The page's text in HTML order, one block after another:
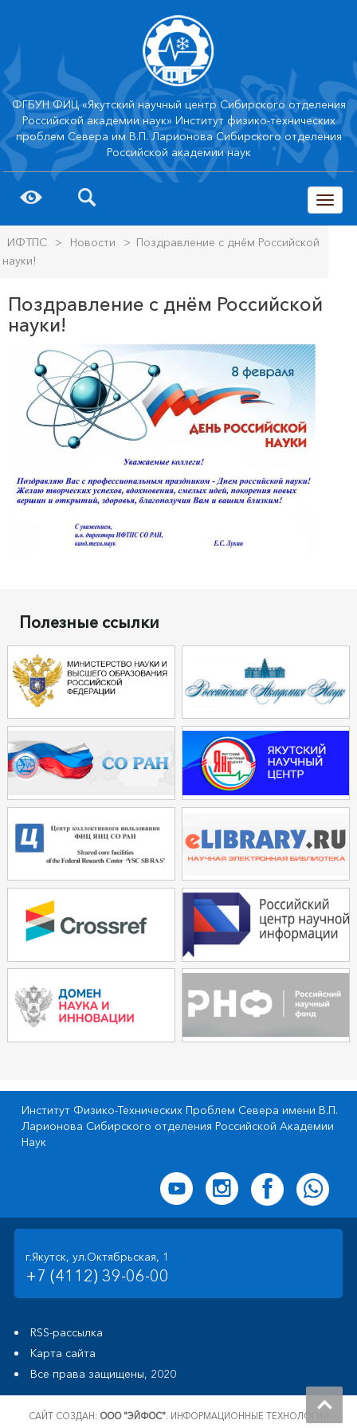
ФГБУН ФИЦ «Якутский научный центр Сибирского отделения
Российской академии наук» Институт физико-технических
проблем Севера им В.П. Ларионова Сибирского отделения
Российской академии наук
trk
ИФТПС > Новости > Поздравление с днём Российской
науки!
Поздравление с днём Российской
науки!
Полезные ссылки
Институт Физико-Технических Проблем Севера имени В.П.
Ларионова Сибирского отделения Российской Академии
Наук
г.Якутск, ул.Октябрьская, 1
+7 (4112) 39-06-00
RSS-рассылка
Карта сайта
Все права защищены, 2020
САЙТ СОЗДАН: ООО "ЭЙФОС". ИНФОРМАЦИОННЫЕ ТЕХНОЛОГИИ